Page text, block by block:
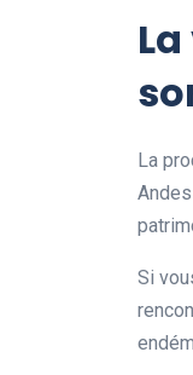
La
Si